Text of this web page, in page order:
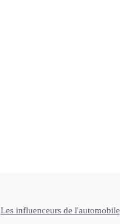
Les influenceurs de l'automobile